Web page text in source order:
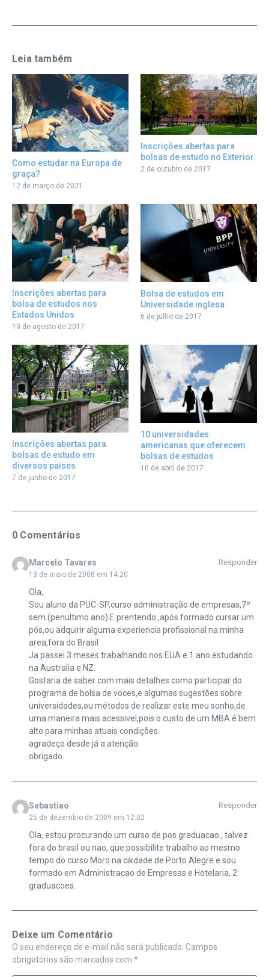
Leia também
Como estudar na Europa de
graça?
12 de março de 2021
Inscrições abertas para
bolsas de estudo no Exterior
2 de outubro de 2017
Inscrições abertas para
bolsa de estudos nos
Estados Unidos
10 de agosto de 2017
Bolsa de estudos em
Universidade inglesa
6 de julho de 2017
Inscrições abertas para
bolsas de estudo em
diversos países
7 de junho de 2017
10 universidades
americanas que oferecem
bolsas de estudos
10 de abril de 2017
0 Comentários
Marcelo Tavares
13 de maio de 2008 em 14:20
Responder
Ola,
Sou aluno da PUC-SP,curso administração de empresas,7º
sem.(penultimo ano).E prentendo ,após formado cursar um
pós,ou adquirir alguma experiencia profissional na minha
area,fora do Brasil
Ja passei 3 meses trabalhando nos EUA e 1 ano estudando
na Australia e NZ.
Gostaria de saber com mais detalhes como participar do
programa de bolsa de voces,e algumas sugestões sobre
universidades,ou métodos de realizar este meu sonho,de
uma maneira mais acessivel,pois o custo de um MBA é bem
alto para minhas atuais condições.
agradeço desde já a atenção.
obrigado
Sebastiao
25 de dezembro de 2009 em 12:02
Responder
Ola, estou procurando um curso de pos graduacao , talvez
fora do brasil ou nao, que possibilite trabalho ao mesmo
tempo do curso Moro na cikdade de Porto Alegre e sou
formado em Administracao de Empresas e Hotelaria, 2
graduacoes.
Deixe um Comentário
O seu endereço de e-mail não será publicado. Campos
obrigatórios são marcados com *